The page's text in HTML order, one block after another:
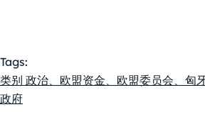
Tags:
类别 政治、欧盟资金、欧盟委员会、匈
政府